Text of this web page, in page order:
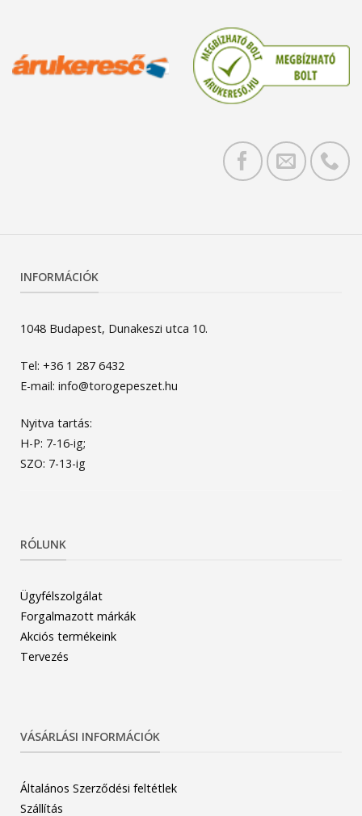
INFORMÁCIÓK
1048 Budapest, Dunakeszi utca 10.
Tel: +36 1 287 6432
E-mail: info@torogepeszet.hu
Nyitva tartás:
H-P: 7-16-ig;
SZO: 7-13-ig
RÓLUNK
Ügyfélszolgálat
Forgalmazott márkák
Akciós termékeink
Tervezés
VÁSÁRLÁSI INFORMÁCIÓK
Általános Szerződési feltétlek
Szállítás